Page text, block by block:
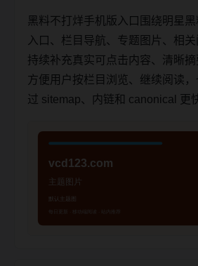
黑料不打烊手机版入口围绕明星
入口、栏目导航、专题图片、相关
持续补充真实可点击内容、清晰摘
方便用户按栏目浏览、继续阅读
过 sitemap、内链和 canonical 更